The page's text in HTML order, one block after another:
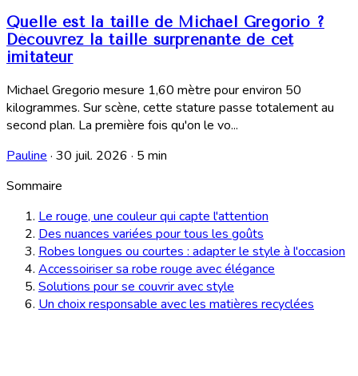
Quelle est la taille de Michael Gregorio ?
Découvrez la taille surprenante de cet
imitateur
Michael Gregorio mesure 1,60 mètre pour environ 50
kilogrammes. Sur scène, cette stature passe totalement au
second plan. La première fois qu'on le vo...
Pauline · 30 juil. 2026 · 5 min
Sommaire
Le rouge, une couleur qui capte l'attention
Des nuances variées pour tous les goûts
Robes longues ou courtes : adapter le style à l'occasion
Accessoiriser sa robe rouge avec élégance
Solutions pour se couvrir avec style
Un choix responsable avec les matières recyclées